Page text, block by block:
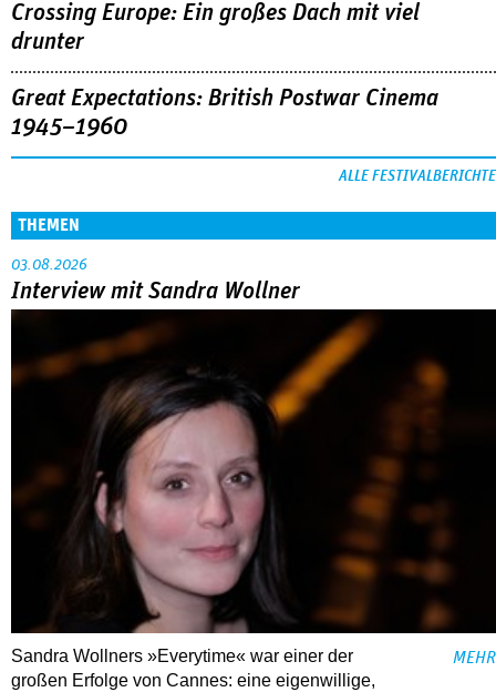
Crossing Europe: Ein großes Dach mit viel
drunter
Great Expectations: British Postwar Cinema
1945–1960
ALLE FESTIVALBERICHTE
THEMEN
03.08.2026
Interview mit Sandra Wollner
Sandra Wollners »Everytime« war einer der
großen Erfolge von Cannes: eine eigenwillige,
MEHR